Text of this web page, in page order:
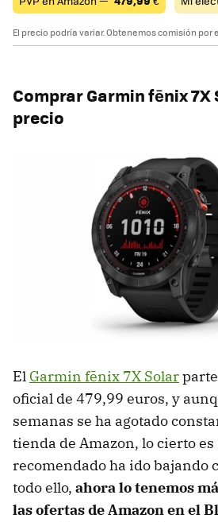
El precio podría variar. Obtenemos comisión por
ComprarGarmin fēnix
precio
El Garmin fēnix 7X Solar
oficial de 479,99 euros, y
semanas se ha agotado
tienda de Amazon, lo cierto
recomendado ha ido bajando
todo ello, ahora lo tenemos
las ofertas de Amazon en el